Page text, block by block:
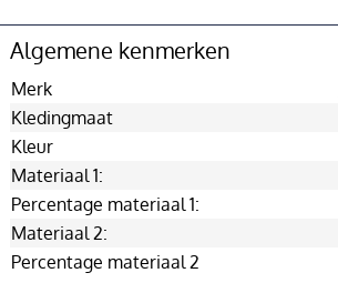
Algemene kenmerken
Merk
Kledingmaat
Kleur
Materiaal 1:
Percentage materiaal 1:
Materiaal 2:
Percentage materiaal 2